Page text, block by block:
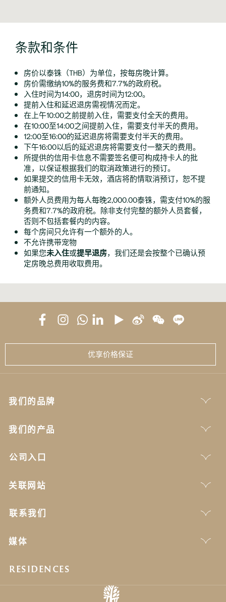
条款和条件
房价以泰铢（THB）为单位，按每房晚计算。
房价需缴纳10%的服务费和7.7%的政府税。
入住时间为14:00，退房时间为12:00。
提前入住和延迟退房需视情况而定。
在上午10:00之前提前入住，需要支付全天的费用。
在10:00至14:00之间提前入住，需要支付半天的费用。
12:00至16:00的延迟退房将需要支付半天的费用。
下午16:00以后的延迟退房将需要支付一整天的费用。
所提供的信用卡信息不需要签名便可构成持卡人的批
准，以保证根据我们的取消政策进行的预订。
如果提交的信用卡无效，酒店将酌情取消预订，恕不提
前通知。
额外人员费用为每人每晚2,000.00泰铢，需支付10%的服
务费和7.7%的政府税。除非支付完整的额外人员套餐，
否则不包括套餐内的内容。
每个房间只允许有一个额外的人。
不允许携带宠物
如果您未入住或提早退房，我们还是会按整个已确认预
定房晚总费用收取费用。
优享价格保证
我们的品牌
我们的产品
公司入口
关联网站
联系我们
媒体
RESIDENCES